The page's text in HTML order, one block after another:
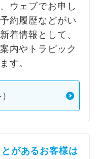
ウェブでお申し
約履歴などがい
着情報として、
内やトラピック
す。
があるお客様は